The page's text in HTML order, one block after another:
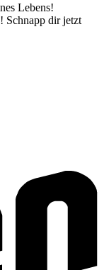
Lebens!
Schnapp dir jetzt